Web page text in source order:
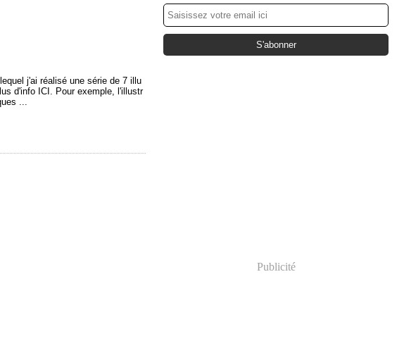
j'ai réalisé une série de 7 illu
d'info ICI. Pour exemple, l'illustr
...
Publicité